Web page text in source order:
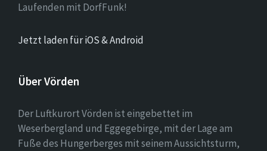
Laufenden mit DorfFunk!
Jetzt laden für iOS & Android
Über Vörden
Der Luftkurort Vörden ist eingebettet im
Weserbergland und Eggegebirge, mit der Lage am
Fuße des Hungerberges mit seinem Aussichtsturm,